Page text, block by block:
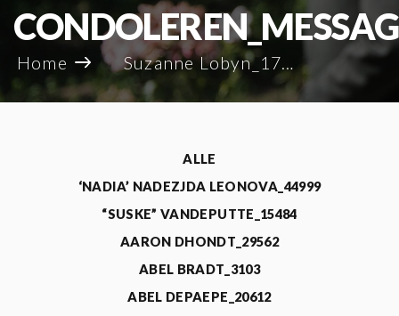
Home Suzanne Lobyn_17182
ALLE
‘NADIA’ NADEZJDA LEONOVA_44999
“SUSKE” VANDEPUTTE_15484
AARON DHONDT_29562
ABEL BRADT_3103
ABEL DEPAEPE_20612